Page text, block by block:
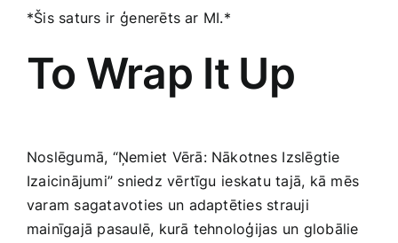
*Šis saturs⁤ ir⁣ ģenerēts ar MI.*
To Wrap It⁢ Up
Noslēgumā, “Ņemiet Vērā: Nākotnes⁣ Izslēgtie
Izaicinājumi” sniedz vērtīgu ⁤ieskatu tajā, kā mēs
varam sagatavoties ⁣un adaptēties strauji⁢
mainīgajā pasaulē, kurā tehnoloģijas un ​globālie